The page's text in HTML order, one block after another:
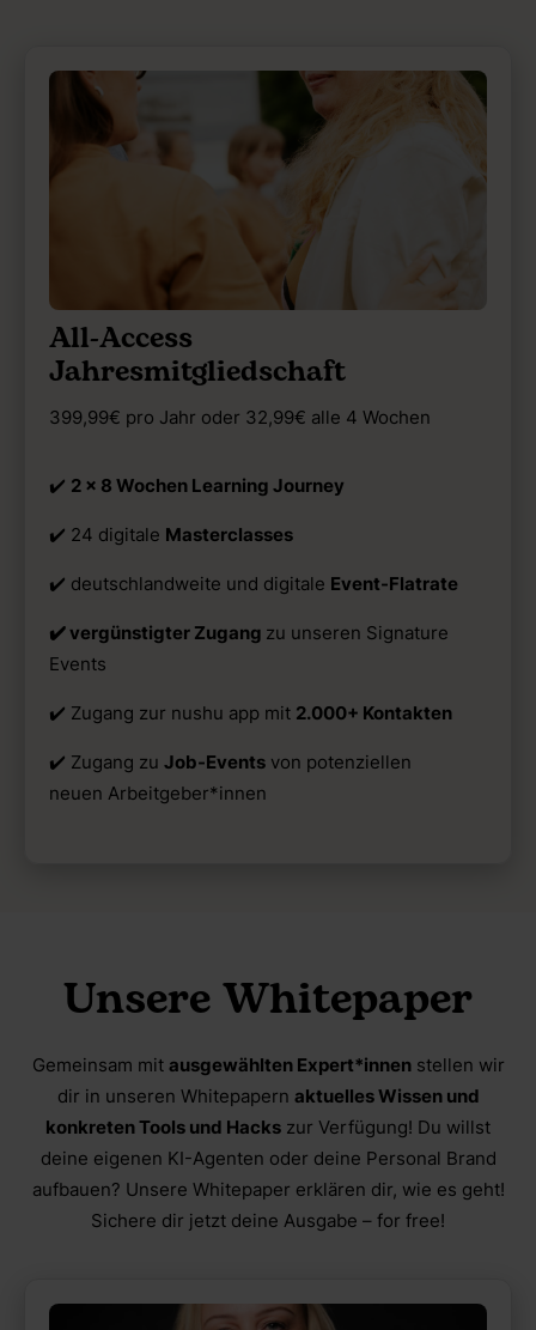
All-Access
Jahresmitgliedschaft
399,99€ pro Jahr oder 32,99€ alle 4 Wochen
✔️ 2 x 8 Wochen Learning Journey
✔️ 24 digitale Masterclasses
✔️ deutschlandweite und digitale Event-Flatrate
✔️ vergünstigter Zugang zu unseren Signature
Events
✔️ Zugang zur nushu app mit 2.000+ Kontakten
✔️ Zugang zu Job-Events von potenziellen
neuen Arbeitgeber*innen
Unsere Whitepaper
Gemeinsam mit ausgewählten Expert*innenstellen wir
dir in unseren Whitepapern aktuelles Wissen und
konkreten Tools und Hacks zur Verfügung! Du willst
deine eigenen KI-Agenten oder deine Personal Brand
aufbauen? Unsere Whitepaper erklären dir, wie es geht!
Sichere dir jetzt deine Ausgabe – for free!